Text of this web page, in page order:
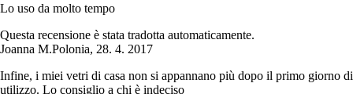
Lo uso da molto tempo
Questa recensione è stata tradotta automaticamente.
Joanna M.Polonia, 28. 4. 2017
Infine, i miei vetri di casa non si appannano più dopo il primo giorno di
utilizzo. Lo consiglio a chi è indeciso